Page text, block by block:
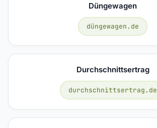
Düngewagen
düngewagen.de
Durchschnittsertrag
durchschnittsertrag.de